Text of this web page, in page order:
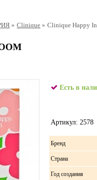
» Clinique » Clinique Happy
Есть в
Артикул: 2578
Бренд
Страна
Год создания